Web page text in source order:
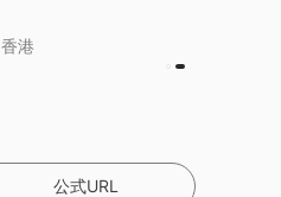
香港
公式URL